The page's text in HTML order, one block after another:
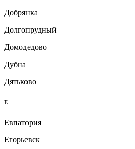
Добрянка
Долгопрудный
Домодедово
Дубна
Дятьково
Е
Евпатория
Егорьевск